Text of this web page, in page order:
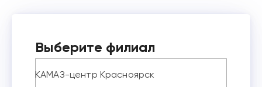
Выберите филиал
КАМАЗ-центр Красноярск